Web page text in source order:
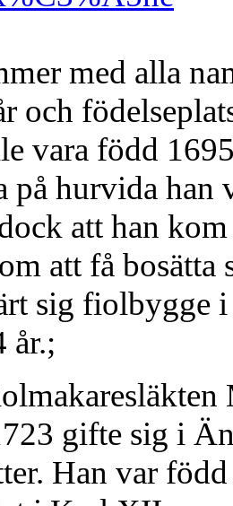
med alla
och
vara född
på hurvida
att han
att få
sig fiolbygge
år.;
gifte sig i
Han var